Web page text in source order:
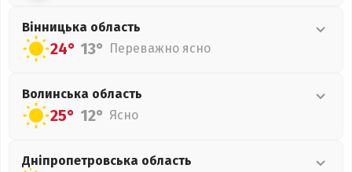
Вінницька область
24° 13° Переважно ясно
Волинська область
25° 12° Ясно
Дніпропетровська область